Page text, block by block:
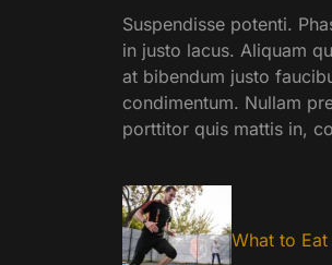
Suspendisse potenti.
in justo lacus. Aliquam
at bibendum justo
condimentum. Nullam
porttitor quis mattis in,
What to